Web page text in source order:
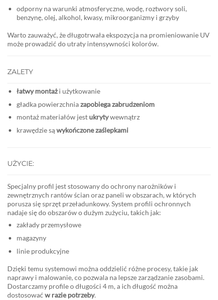
odporny na warunki atmosferyczne, wodę, roztwory soli,
benzynę, olej, alkohol, kwasy, mikroorganizmy i grzyby
Warto zauważyć, że długotrwała ekspozycja na promieniowanie UV
może prowadzić do utraty intensywności kolorów.
ZALETY
łatwy montażi użytkowanie
gładka powierzchniazapobiega zabrudzeniom
montaż materiałów jest ukrytywewnątrz
krawędzie sąwykończone zaślepkami
UŻYCIE:
Specjalny profil jest stosowany do ochrony narożników i
zewnętrznych rantów ścian oraz paneli w obszarach, w których
porusza się sprzęt przeładunkowy. System profili ochronnych
nadaje się do obszarów o dużym zużyciu, takich jak:
zakłady przemysłowe
magazyny
linie produkcyjne
Dzięki temu systemowi można oddzielić różne procesy, takie jak
naprawy i malowanie, co pozwala na lepsze zarządzanie zasobami.
Dostarczamy profile o długości 4 m, a ich długość można
dostosować w razie potrzeby.